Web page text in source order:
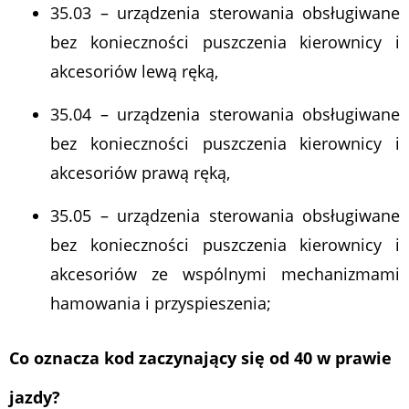
35.03 – urządzenia sterowania obsługiwane
bez konieczności puszczenia kierownicy i
akcesoriów lewą ręką,
35.04 – urządzenia sterowania obsługiwane
bez konieczności puszczenia kierownicy i
akcesoriów prawą ręką,
35.05 – urządzenia sterowania obsługiwane
bez konieczności puszczenia kierownicy i
akcesoriów ze wspólnymi mechanizmami
hamowania i przyspieszenia;
Co oznacza kod zaczynający się od 40 w prawie
jazdy?